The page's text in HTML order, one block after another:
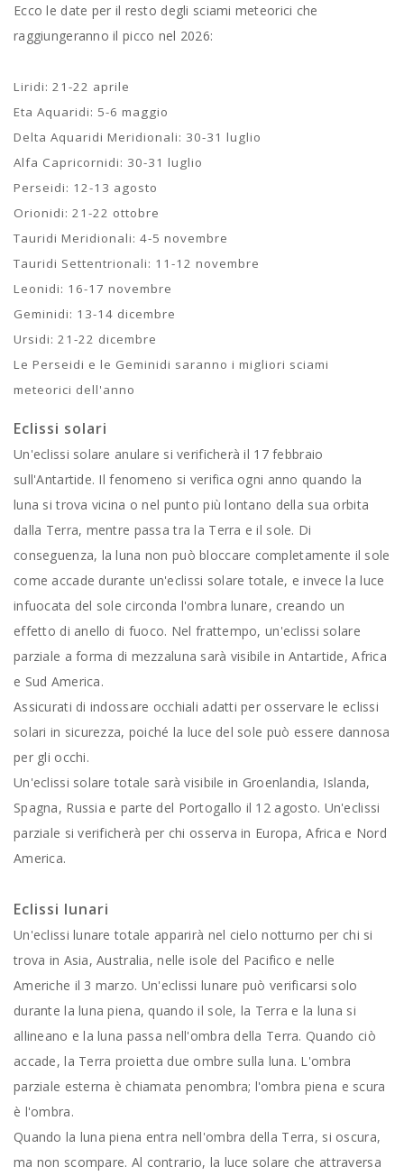
Ecco le date per il resto degli sciami meteorici che
raggiungeranno il picco nel 2026:
Liridi: 21-22 aprile
Eta Aquaridi: 5-6 maggio
Delta Aquaridi Meridionali: 30-31 luglio
Alfa Capricornidi: 30-31 luglio
Perseidi: 12-13 agosto
Orionidi: 21-22 ottobre
Tauridi Meridionali: 4-5 novembre
Tauridi Settentrionali: 11-12 novembre
Leonidi: 16-17 novembre
Geminidi: 13-14 dicembre
Ursidi: 21-22 dicembre
Le Perseidi e le Geminidi saranno i migliori sciami
meteorici dell'anno
Eclissi solari
Un'eclissi solare anulare si verificherà il 17 febbraio
sull'Antartide. Il fenomeno si verifica ogni anno quando la
luna si trova vicina o nel punto più lontano della sua orbita
dalla Terra, mentre passa tra la Terra e il sole. Di
conseguenza, la luna non può bloccare completamente il sole
come accade durante un'eclissi solare totale, e invece la luce
infuocata del sole circonda l'ombra lunare, creando un
effetto di anello di fuoco. Nel frattempo, un'eclissi solare
parziale a forma di mezzaluna sarà visibile in Antartide, Africa
e Sud America.
Assicurati di indossare occhiali adatti per osservare le eclissi
solari in sicurezza, poiché la luce del sole può essere dannosa
per gli occhi.
Un'eclissi solare totale sarà visibile in Groenlandia, Islanda,
Spagna, Russia e parte del Portogallo il 12 agosto. Un'eclissi
parziale si verificherà per chi osserva in Europa, Africa e Nord
America.
Eclissi lunari
Un'eclissi lunare totale apparirà nel cielo notturno per chi si
trova in Asia, Australia, nelle isole del Pacifico e nelle
Americhe il 3 marzo. Un'eclissi lunare può verificarsi solo
durante la luna piena, quando il sole, la Terra e la luna si
allineano e la luna passa nell'ombra della Terra. Quando ciò
accade, la Terra proietta due ombre sulla luna. L'ombra
parziale esterna è chiamata penombra; l'ombra piena e scura
è l'ombra.
Quando la luna piena entra nell'ombra della Terra, si oscura,
ma non scompare. Al contrario, la luce solare che attraversa